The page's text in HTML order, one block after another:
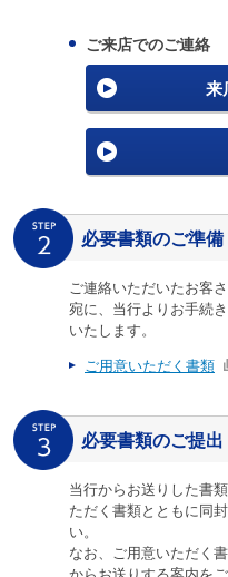
ご来店でのご連絡
来
必要書類のご準備
ご連絡いただいたお客
宛に、当行よりお手続
いたします。
ご用意いただく書類
必要書類のご提出
当行からお送りした書
ただく書類とともに同
い。
なお、ご用意いただく